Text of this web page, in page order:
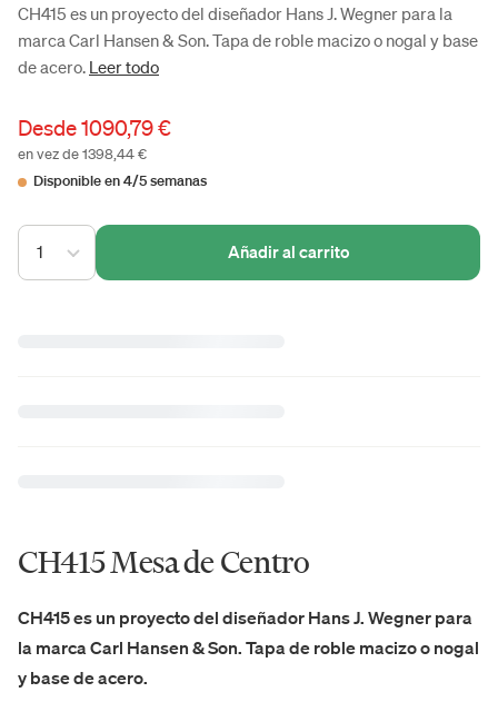
CH415 es un proyecto del diseñador Hans J. Wegner para la
marca Carl Hansen & Son. Tapa de roble macizo o nogal y base
de acero. Leer todo
Desde1090,79 €
en vez de 1398,44 €
Disponible en 4/5 semanas
1 Añadir al carrito
CH415 Mesa de Centro
CH415 es un proyecto del diseñador Hans J. Wegner para
la marca Carl Hansen & Son. Tapa de roble macizo o nogal
y base de acero.